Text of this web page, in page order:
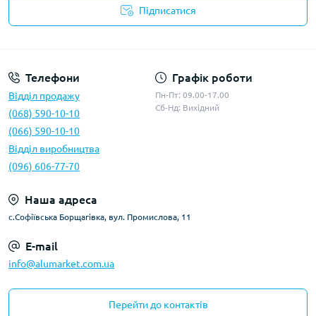
Підписатися
Телефони
Відділ продажу
(068) 590-10-10
(066) 590-10-10
Відділ виробництва
(096) 606-77-70
Графік роботи
Пн-Пт: 09.00-17.00
Сб-Нд: Вихідний
Наша адреса
с.Софіївська Борщагівка, вул. Промислова, 11
E-mail
info@alumarket.com.ua
Перейти до контактів